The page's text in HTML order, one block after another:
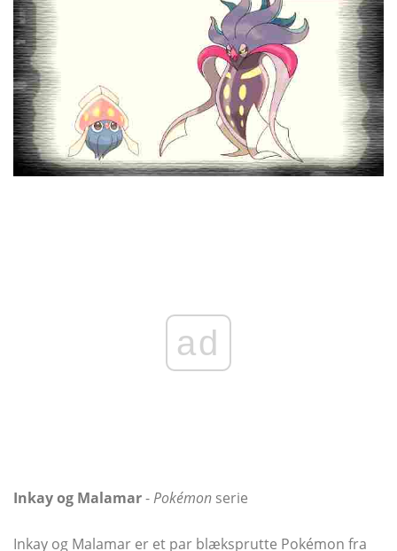
ad
Inkay og Malamar-Pokémon serie
Inkay og Malamar er et par blæksprutte Pokémon fra